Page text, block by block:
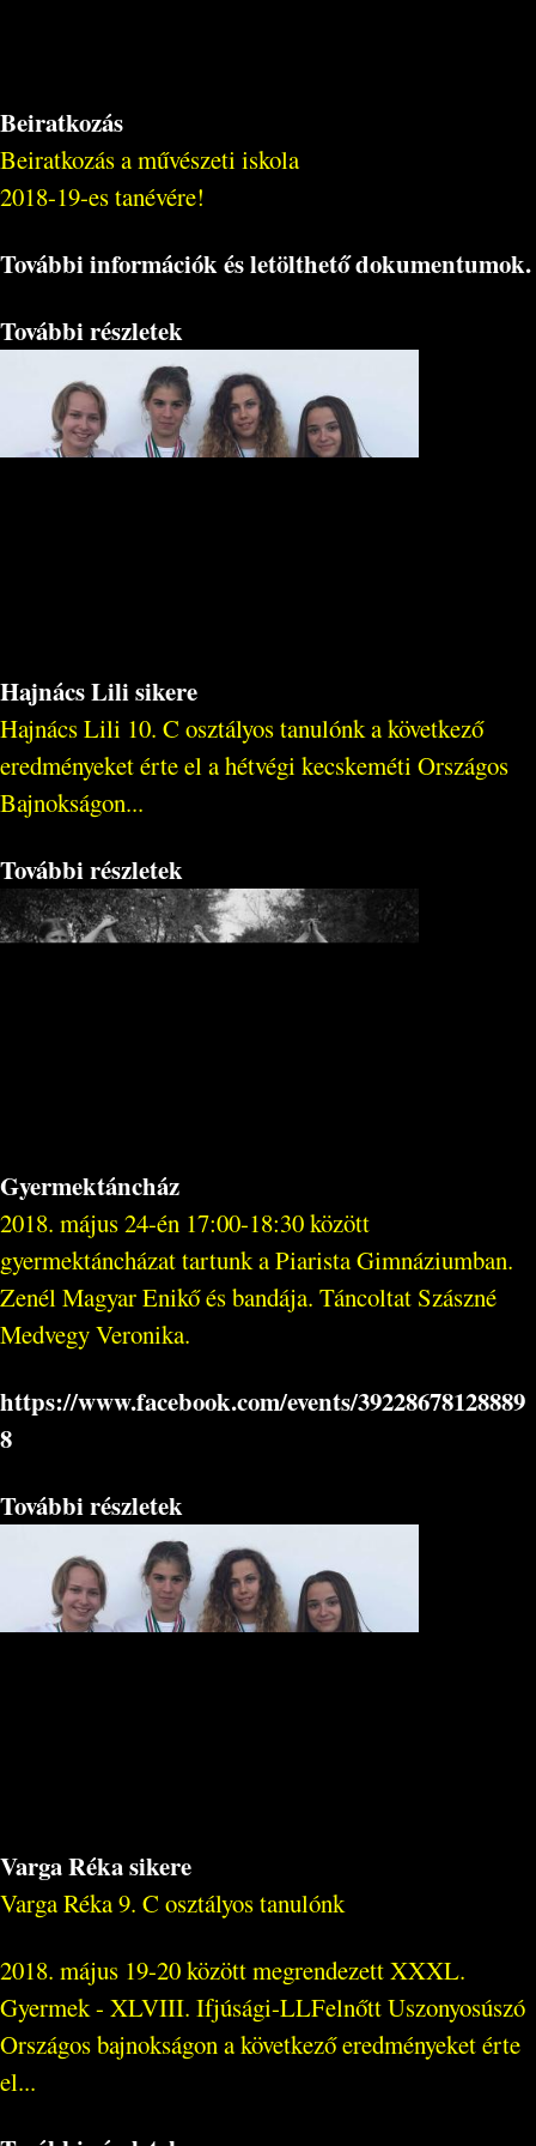
Beiratkozás
Beiratkozás a művészeti iskola
2018-19-es tanévére!
További információk és letölthető dokumentumok.
További részletek
Hajnács Lili sikere
Hajnács Lili 10. C osztályos tanulónk a következő
eredményeket érte el a hétvégi kecskeméti Országos
Bajnokságon...
További részletek
Gyermektáncház
2018. május 24-én 17:00-18:30 között
gyermektáncházat tartunk a Piarista Gimnáziumban.
Zenél Magyar Enikő és bandája. Táncoltat Szászné
Medvegy Veronika.
https://www.facebook.com/events/39228678128889
8
További részletek
Varga Réka sikere
Varga Réka 9. C osztályos tanulónk
2018. május 19-20 között megrendezett XXXL.
Gyermek - XLVIII. Ifjúsági-LLFelnőtt Uszonyosúszó
Országos bajnokságon a következő eredményeket érte
el...